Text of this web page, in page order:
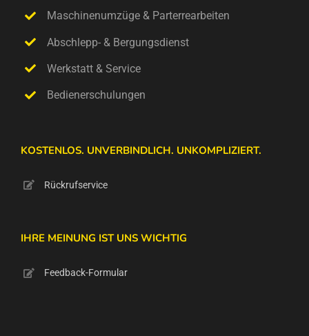
Maschinenumzüge & Parterrearbeiten
Abschlepp- & Bergungsdienst
Werkstatt & Service
Bedienerschulungen
KOSTENLOS. UNVERBINDLICH. UNKOMPLIZIERT.
Rückrufservice
IHRE MEINUNG IST UNS WICHTIG
Feedback-Formular